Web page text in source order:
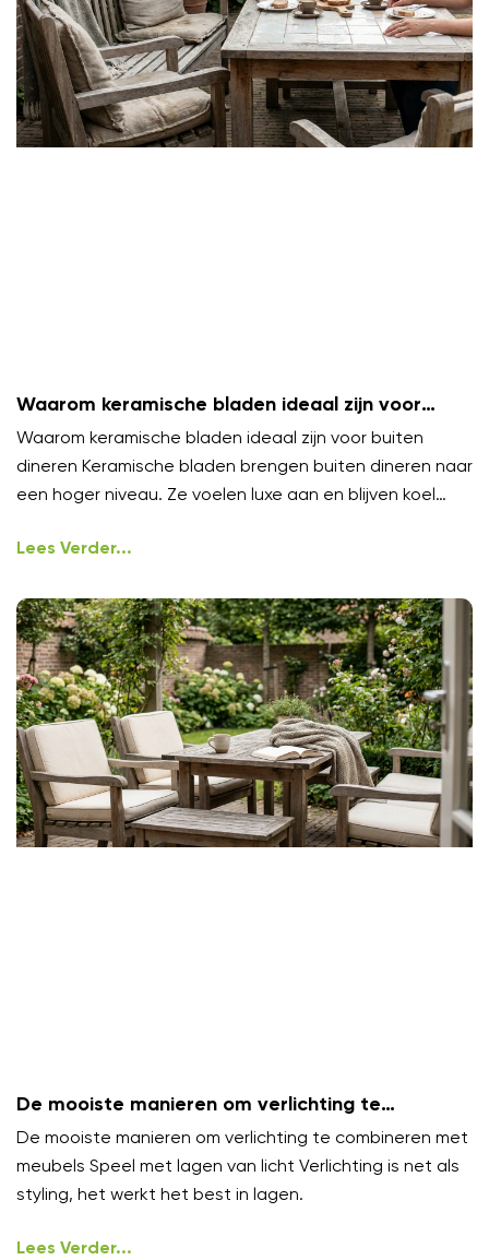
Waarom keramische bladen ideaal zijn voor
buiten dineren
Waarom keramische bladen ideaal zijn voor buiten
dineren Keramische bladen brengen buiten dineren naar
een hoger niveau. Ze voelen luxe aan en blijven koel
Lees Verder...
De mooiste manieren om verlichting te
combineren met meubels
De mooiste manieren om verlichting te combineren met
meubels Speel met lagen van licht Verlichting is net als
styling, het werkt het best in lagen.
Lees Verder...